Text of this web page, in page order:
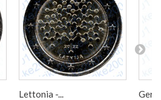
Lettonia -...